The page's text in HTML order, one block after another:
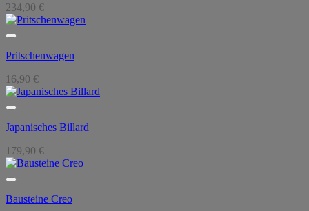
234,90 €
Pritschenwagen
16,90 €
Japanisches Billard
179,90 €
Bausteine Creo